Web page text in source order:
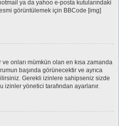
ya da yahoo e-posta kutularındaki
görüntülemek için BBCode [img]
onları mümkün olan en kısa zamanda
başında görünecektir ve ayrıca
Gerekli izinlere sahipseniz sizde
yönetici tarafından ayarlanır.